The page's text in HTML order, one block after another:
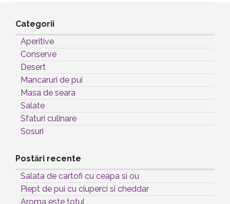
Categorii
Aperitive
Conserve
Desert
Mancaruri de pui
Masa de seara
Salate
Sfaturi culinare
Sosuri
Postări recente
Salata de cartofi cu ceapa si ou
Piept de pui cu ciuperci si cheddar
Aroma este totul